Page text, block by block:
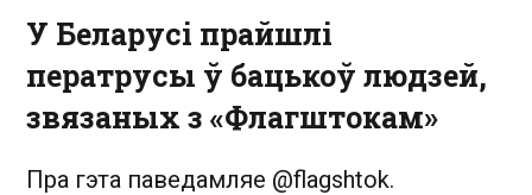
У Беларусі прайшлі
ператрусы ў бацькоў людзей,
звязаных з «Флагштокам»
Пра гэта паведамляе @flagshtok.